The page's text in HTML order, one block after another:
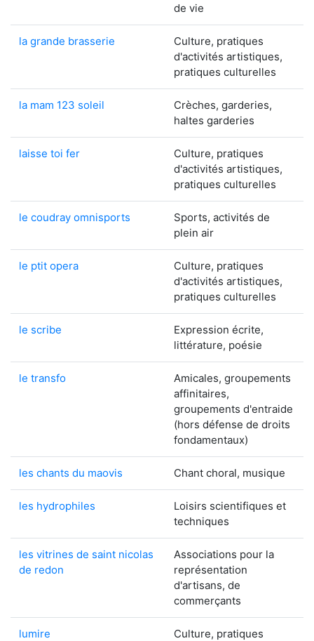
de vie
la grande brasserie
Culture, pratiques
d'activités artistiques,
pratiques culturelles
la mam 123 soleil
Crèches, garderies,
haltes garderies
laisse toi fer
Culture, pratiques
d'activités artistiques,
pratiques culturelles
le coudray omnisports
Sports, activités de
plein air
le ptit opera
Culture, pratiques
d'activités artistiques,
pratiques culturelles
le scribe
Expression écrite,
littérature, poésie
le transfo
Amicales, groupements
affinitaires,
groupements d'entraide
(hors défense de droits
fondamentaux)
les chants du maovis Chant choral, musique
les hydrophiles
Loisirs scientifiques et
techniques
les vitrines de saint nicolas
de redon
Associations pour la
représentation
d'artisans, de
commerçants
lumire
Culture, pratiques